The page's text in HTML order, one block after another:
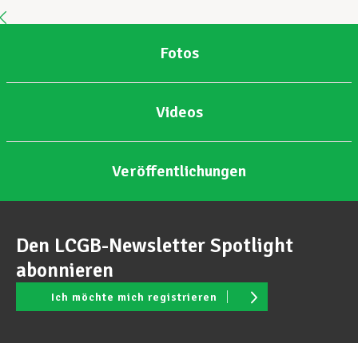
Unterstützung im Privatleben
Berufliche Weiterentwicklung
Fotos
Videos
Veröffentlichungen
Den LCGB-Newsletter Spotlight
abonnieren
Ich möchte mich registrieren